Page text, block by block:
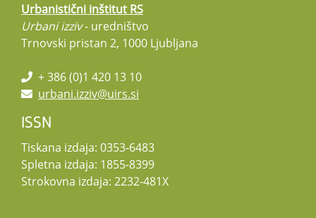
Urbanistični inštitut RS
Urbani izziv- uredništvo
Trnovski pristan 2, 1000 Ljubljana
+ 386 (0)1 420 13 10
urbani.izziv@uirs.si
ISSN
Tiskana izdaja: 0353-6483
Spletna izdaja: 1855-8399
Strokovna izdaja: 2232-481X